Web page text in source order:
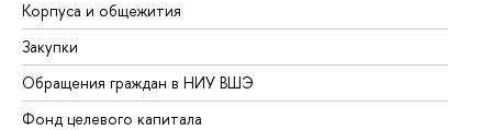
Корпуса и общежития
Закупки
Обращения граждан в НИУ ВШЭ
Фонд целевого капитала